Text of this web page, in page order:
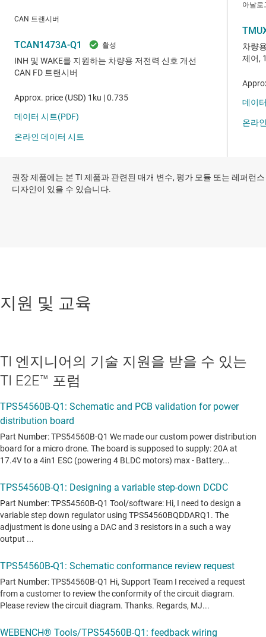
권장 제품에는 본 TI 제품과 관련된 매개 변수, 평가 모듈 또는 레퍼런스
디자인이 있을 수 있습니다.
지원 및 교육
TI 엔지니어의 기술 지원을 받을 수 있는
TI E2E™ 포럼